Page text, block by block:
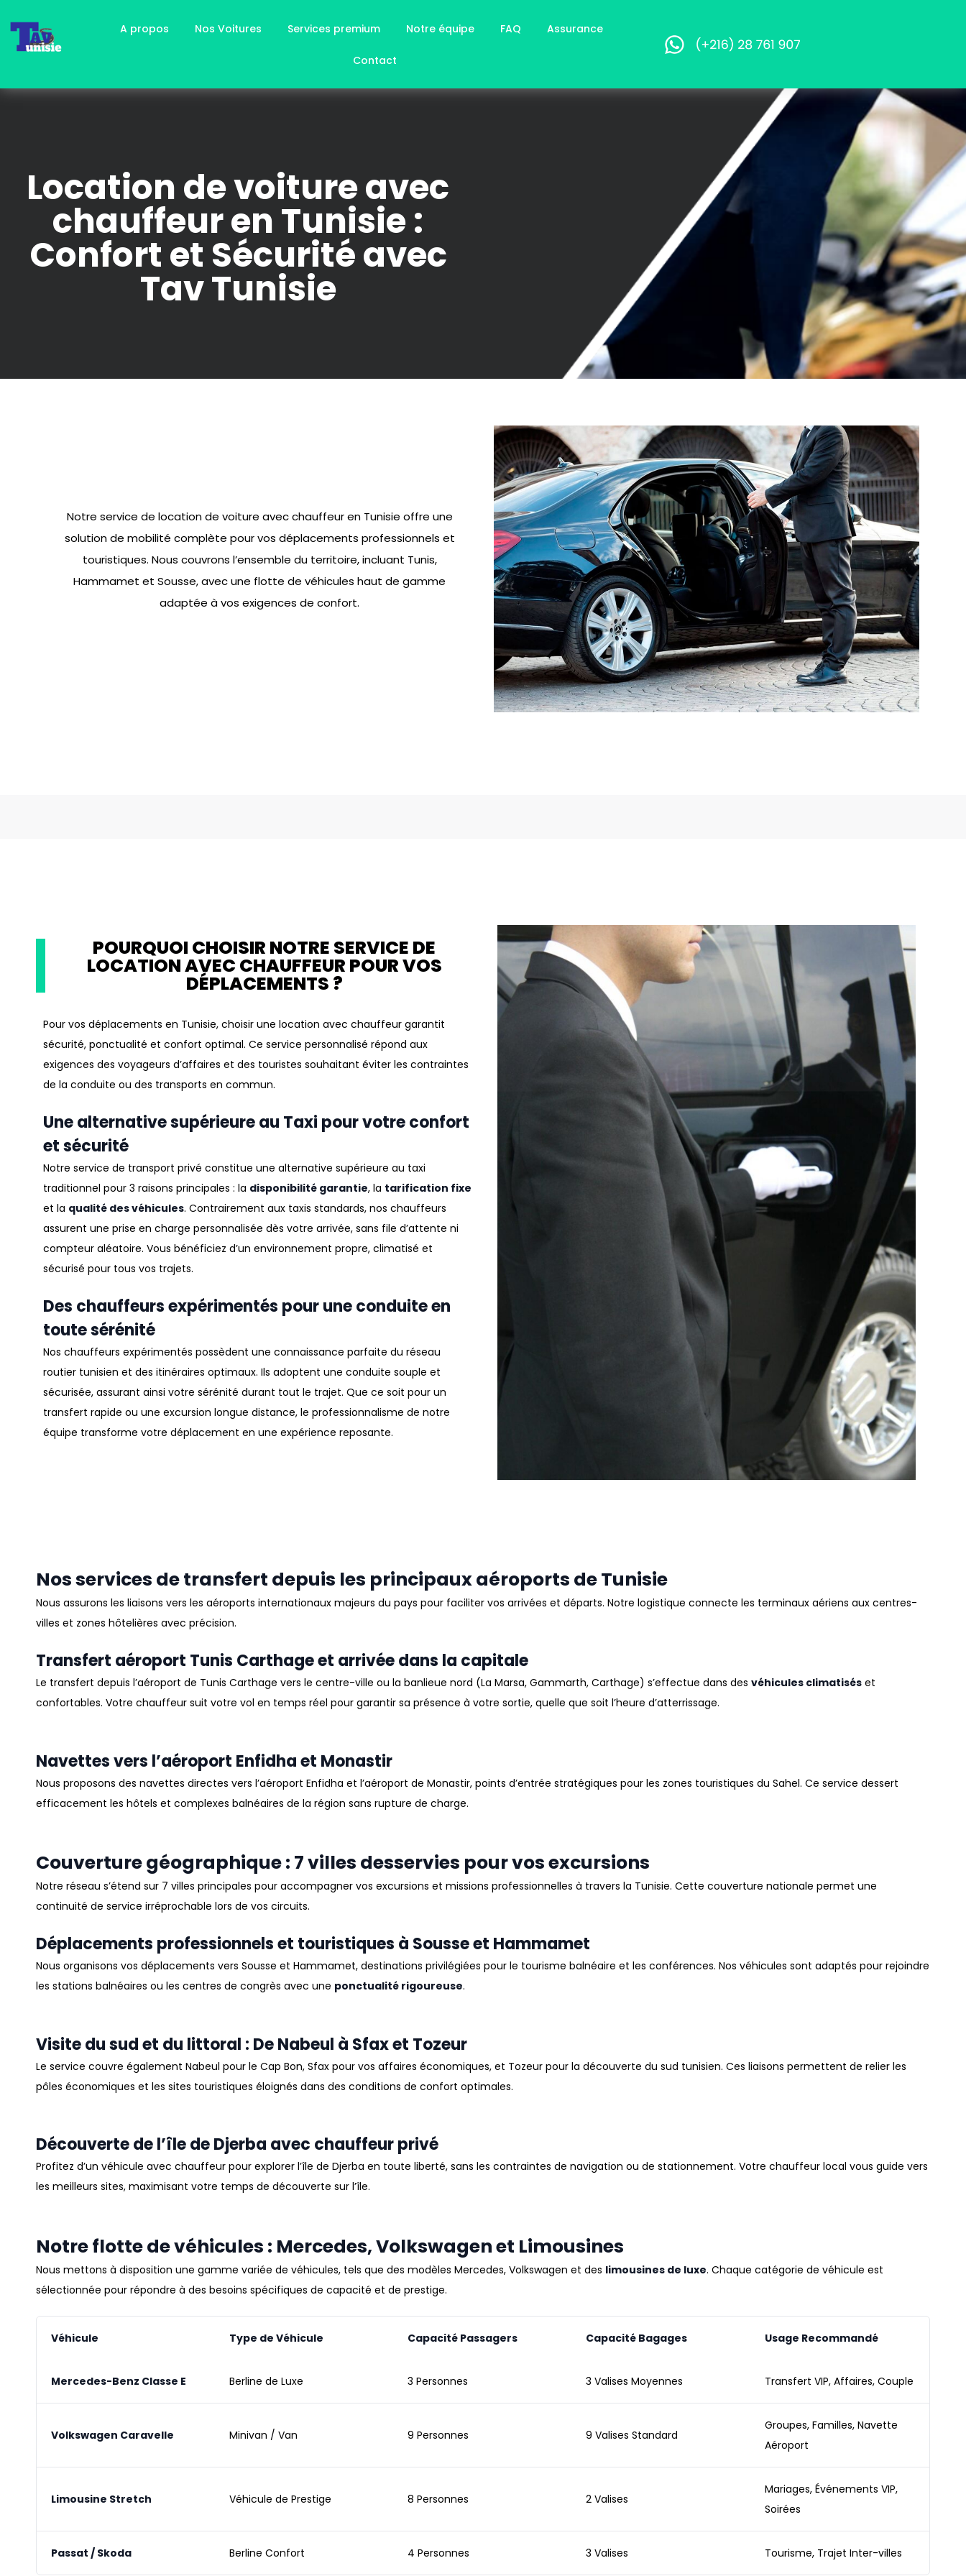
A propos Nos Voitures Services premium Notre équipe FAQ Assurance
Contact
Location de voiture avec
chauffeur en Tunisie :
Confort et Sécurité avec
Tav Tunisie
Notre service de location de voiture avec chauffeur en Tunisie offre une
solution de mobilité complète pour vos déplacements professionnels et
touristiques. Nous couvrons l’ensemble du territoire, incluant Tunis,
Hammamet et Sousse, avec une flotte de véhicules haut de gamme
adaptée à vos exigences de confort.
POURQUOI CHOISIR NOTRE SERVICE DE
LOCATION AVEC CHAUFFEUR POUR VOS
DÉPLACEMENTS ?
Pour vos déplacements en Tunisie, choisir une location avec chauffeur garantit
sécurité, ponctualité et confort optimal. Ce service personnalisé répond aux
exigences des voyageurs d’affaires et des touristes souhaitant éviter les contraintes
de la conduite ou des transports en commun.
Une alternative supérieure au Taxi pour votre confort
et sécurité
Notre service de transport privé constitue une alternative supérieure au taxi
traditionnel pour 3 raisons principales : la disponibilité garantie, la tarification fixe
et la qualité des véhicules. Contrairement aux taxis standards, nos chauffeurs
assurent une prise en charge personnalisée dès votre arrivée, sans file d’attente ni
compteur aléatoire. Vous bénéficiez d’un environnement propre, climatisé et
sécurisé pour tous vos trajets.
Des chauffeurs expérimentés pour une conduite en
toute sérénité
Nos chauffeurs expérimentés possèdent une connaissance parfaite du réseau
routier tunisien et des itinéraires optimaux. Ils adoptent une conduite souple et
sécurisée, assurant ainsi votre sérénité durant tout le trajet. Que ce soit pour un
transfert rapide ou une excursion longue distance, le professionnalisme de notre
équipe transforme votre déplacement en une expérience reposante.
Nos services de transfert depuis les principaux aéroports de Tunisie
Nous assurons les liaisons vers les aéroports internationaux majeurs du pays pour faciliter vos arrivées et départs. Notre logistique connecte les terminaux aériens aux centres-
villes et zones hôtelières avec précision.
Transfert aéroport Tunis Carthage et arrivée dans la capitale
Le transfert depuis l’aéroport de Tunis Carthage vers le centre-ville ou la banlieue nord (La Marsa, Gammarth, Carthage) s’effectue dans des véhicules climatisés et
confortables. Votre chauffeur suit votre vol en temps réel pour garantir sa présence à votre sortie, quelle que soit l’heure d’atterrissage.
Navettes vers l’aéroport Enfidha et Monastir
Nous proposons des navettes directes vers l’aéroport Enfidha et l’aéroport de Monastir, points d’entrée stratégiques pour les zones touristiques du Sahel. Ce service dessert
efficacement les hôtels et complexes balnéaires de la région sans rupture de charge.
Couverture géographique : 7 villes desservies pour vos excursions
Notre réseau s’étend sur 7 villes principales pour accompagner vos excursions et missions professionnelles à travers la Tunisie. Cette couverture nationale permet une
continuité de service irréprochable lors de vos circuits.
Déplacements professionnels et touristiques à Sousse et Hammamet
Nous organisons vos déplacements vers Sousse et Hammamet, destinations privilégiées pour le tourisme balnéaire et les conférences. Nos véhicules sont adaptés pour rejoindre
les stations balnéaires ou les centres de congrès avec une ponctualité rigoureuse.
Visite du sud et du littoral : De Nabeul à Sfax et Tozeur
Le service couvre également Nabeul pour le Cap Bon, Sfax pour vos affaires économiques, et Tozeur pour la découverte du sud tunisien. Ces liaisons permettent de relier les
pôles économiques et les sites touristiques éloignés dans des conditions de confort optimales.
Découverte de l’île de Djerba avec chauffeur privé
Profitez d’un véhicule avec chauffeur pour explorer l’île de Djerba en toute liberté, sans les contraintes de navigation ou de stationnement. Votre chauffeur local vous guide vers
les meilleurs sites, maximisant votre temps de découverte sur l’île.
Notre flotte de véhicules : Mercedes, Volkswagen et Limousines
Nous mettons à disposition une gamme variée de véhicules, tels que des modèles Mercedes, Volkswagen et des limousines de luxe. Chaque catégorie de véhicule est
sélectionnée pour répondre à des besoins spécifiques de capacité et de prestige.
Véhicule Type de Véhicule Capacité Passagers Capacité Bagages Usage Recommandé
Mercedes-Benz Classe E Berline de Luxe 3 Personnes 3 Valises Moyennes Transfert VIP, Affaires, Couple
Volkswagen Caravelle Minivan / Van 9 Personnes 9 Valises Standard
Groupes, Familles, Navette
Aéroport
Limousine Stretch Véhicule de Prestige 8 Personnes 2 Valises
Mariages, Événements VIP,
Soirées
Passat / Skoda Berline Confort 4 Personnes 3 Valises Tourisme, Trajet Inter-villes